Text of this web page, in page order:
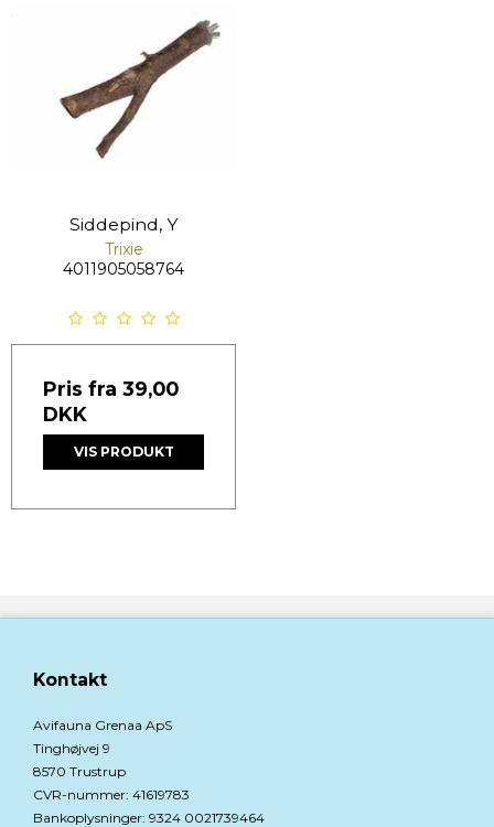
Siddepind, Y
Trixie
4011905058764
Pris fra 39,00
DKK
VIS PRODUKT
Kontakt
Avifauna Grenaa ApS
Tinghøjvej 9
8570 Trustrup
CVR-nummer: 41619783
Bankoplysninger: 9324 0021739464